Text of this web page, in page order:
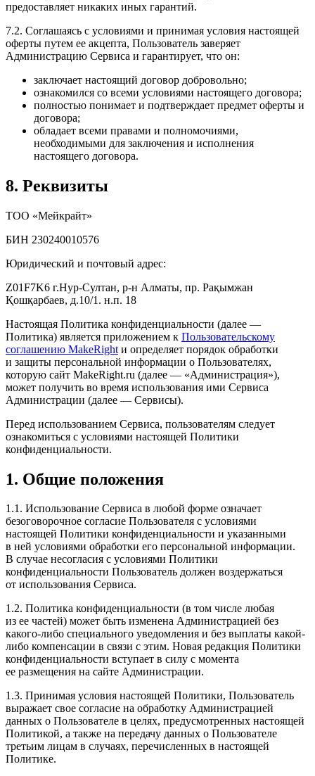
предоставляет никаких иных гарантий.
7.2. Соглашаясь с условиями и принимая условия настоящей
оферты путем ее акцепта, Пользователь заверяет
Администрацию Сервиса и гарантирует, что он:
заключает настоящий договор добровольно;
ознакомился со всеми условиями настоящего договора;
полностью понимает и подтверждает предмет оферты и
договора;
обладает всеми правами и полномочиями,
необходимыми для заключения и исполнения
настоящего договора.
8. Реквизиты
ТОО «Мейкрайт»
БИН 230240010576
Юридический и почтовый адрес:
Z01F7K6 г.Нур-Султан, р-н Алматы, пр. Рақымжан
Қошқарбаев, д.10/1. н.п. 18
Настоящая Политика конфиденциальности (далее —
Политика) является приложением к Пользовательскому
соглашению MakeRight и определяет порядок обработки
и защиты персональной информации о Пользователях,
которую сайт MakeRight.ru (далее — «Администрация»),
может получить во время использования ими Cервиса
Администрации (далее — Сервисы).
Перед использованием Сервиса, пользователям следует
ознакомиться с условиями настоящей Политики
конфиденциальности.
1. Общие положения
1.1. Использование Сервиса в любой форме означает
безоговорочное согласие Пользователя с условиями
настоящей Политики конфиденциальности и указанными
в ней условиями обработки его персональной информации.
В случае несогласия с условиями Политики
конфиденциальности Пользователь должен воздержаться
от использования Сервиса.
1.2. Политика конфиденциальности (в том числе любая
из ее частей) может быть изменена Администрацией без
какого-либо специального уведомления и без выплаты какой-
либо компенсации в связи с этим. Новая редакция Политики
конфиденциальности вступает в силу с момента
ее размещения на сайте Администрации.
1.3. Принимая условия настоящей Политики, Пользователь
выражает свое согласие на обработку Администрацией
данных о Пользователе в целях, предусмотренных настоящей
Политикой, а также на передачу данных о Пользователе
третьим лицам в случаях, перечисленных в настоящей
Политике.